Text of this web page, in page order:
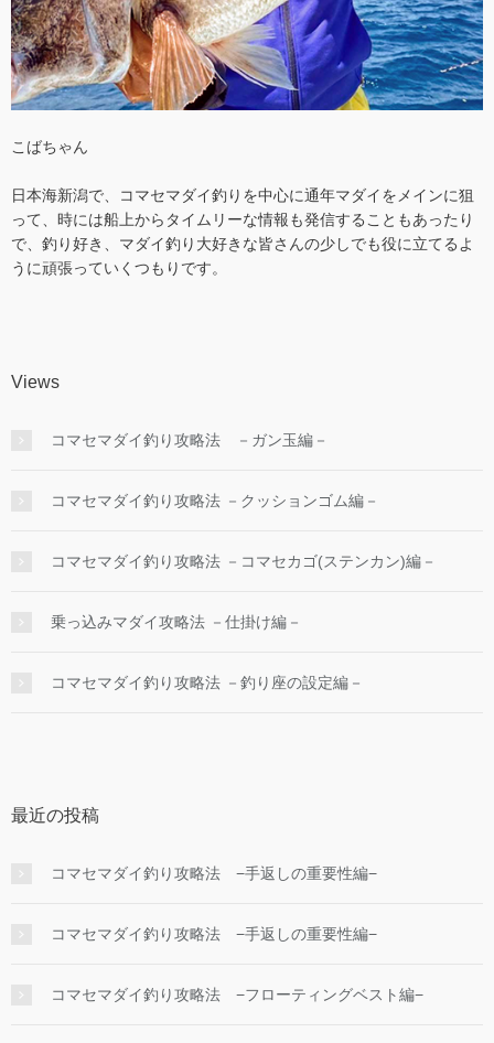
こばちゃん
日本海新潟で、コマセマダイ釣りを中心に通年マダイをメインに狙
って、時には船上からタイムリーな情報も発信することもあったり
で、釣り好き、マダイ釣り大好きな皆さんの少しでも役に立てるよ
うに頑張っていくつもりです。
Views
コマセマダイ釣り攻略法 －ガン玉編－
コマセマダイ釣り攻略法 －クッションゴム編－
コマセマダイ釣り攻略法 －コマセカゴ(ステンカン)編－
乗っ込みマダイ攻略法 －仕掛け編－
コマセマダイ釣り攻略法 －釣り座の設定編－
最近の投稿
コマセマダイ釣り攻略法 −手返しの重要性編−
コマセマダイ釣り攻略法 −手返しの重要性編−
コマセマダイ釣り攻略法 −フローティングベスト編−